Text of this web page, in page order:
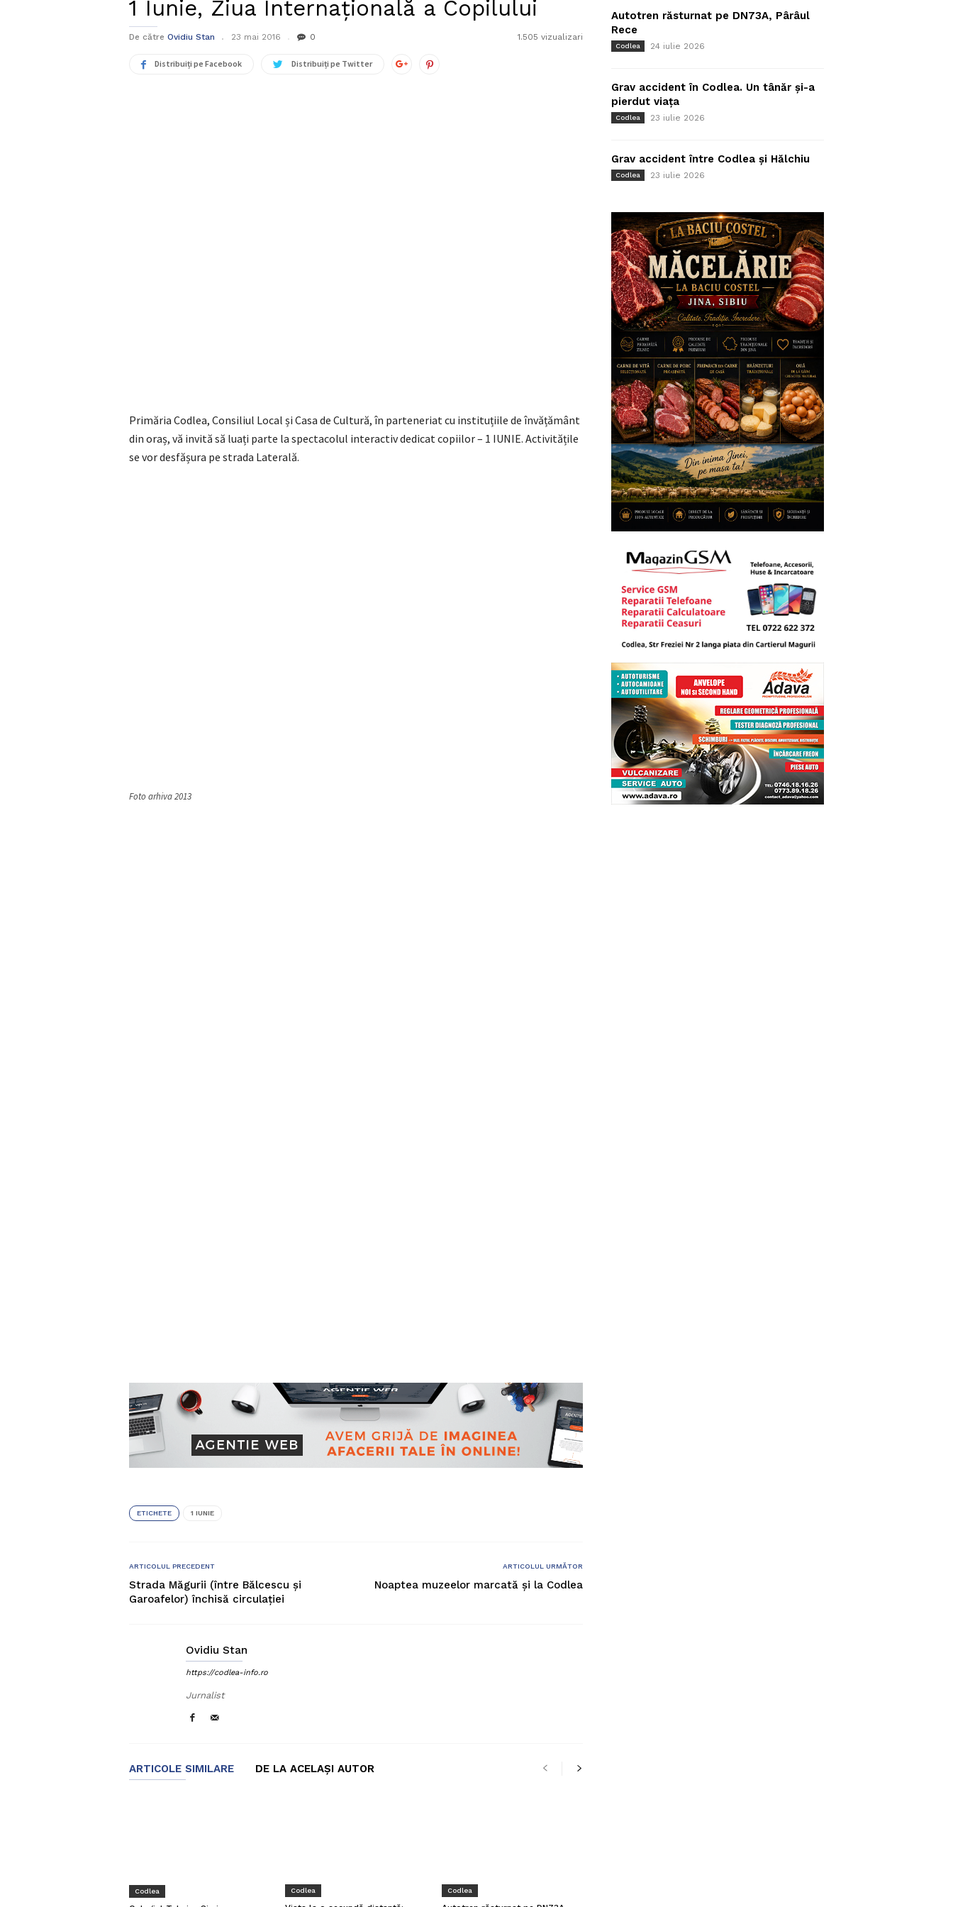
1 Iunie, Ziua Internațională a Copilului
De către Ovidiu Stan 23 mai 2016 0 1.505 vizualizari
Distribuiți pe Facebook Distribuiți pe Twitter
Primăria Codlea, Consiliul Local și Casa de Cultură, în parteneriat cu instituțiile de învățământ
din oraș, vă invită să luați parte la spectacolul interactiv dedicat copiilor – 1 IUNIE. Activitățile
se vor desfășura pe strada Laterală.
Foto arhiva 2013
ETICHETE 1 IUNIE
ARTICOLUL PRECEDENT
Strada Măgurii (între Bălcescu și
Garoafelor) închisă circulației
ARTICOLUL URMĂTOR
Noaptea muzeelor marcată și la Codlea
Ovidiu Stan
https://codlea-info.ro
Jurnalist
ARTICOLE SIMILARE DE LA ACELAȘI AUTOR
Codlea Codlea Codlea
Autotren răsturnat pe DN73A, Pârâul
Rece
Codlea 24 iulie 2026
Grav accident în Codlea. Un tânăr și-a
pierdut viața
Codlea 23 iulie 2026
Grav accident între Codlea și Hălchiu
Codlea 23 iulie 2026